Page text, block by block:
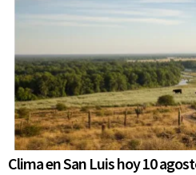
Clima en San Luis hoy 10